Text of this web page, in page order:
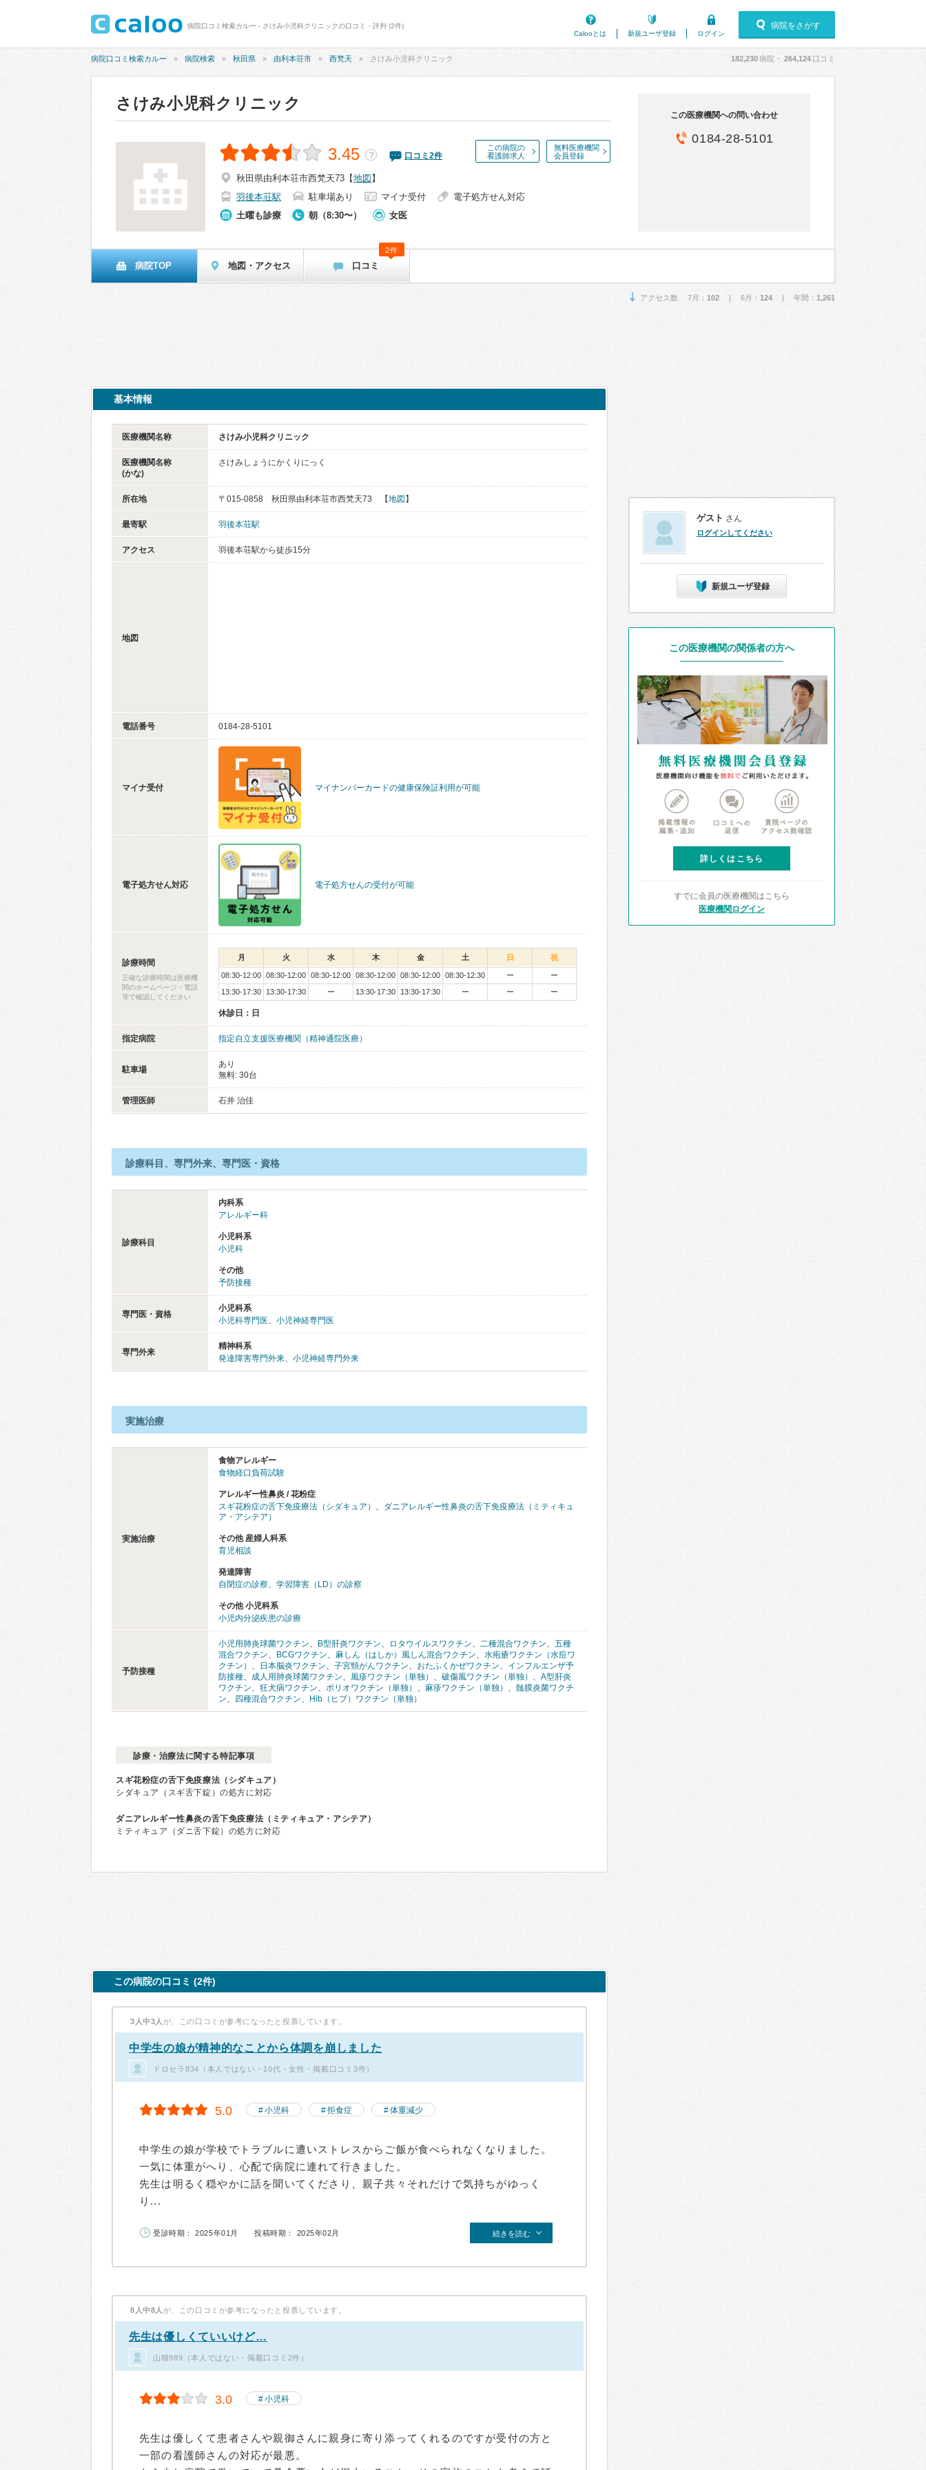
病院口コミ検索カルー - さけみ小児科クリニックの口コミ・評判 (2件)
Calooとは
新規ユーザ登録 ログイン
病院をさがす
病院口コミ検索カルー 病院検索 秋田県 由利本荘市 西梵天 さけみ小児科クリニック 182,230病院・ 264,124 口コミ
さけみ小児科クリニック
この病院の
看護師求人
無料医療機関
会員登録
3.45 ？ 口コミ 2件
秋田県由利本荘市西梵天73 【地図 】
羽後本荘駅
駐車場あり マイナ受付
電子処方せん対応
土曜も診療
朝（8:30〜） 女医
この医療機関への問い合わせ
0184-28-5101
病院TOP 地図・アクセス 口コミ
2件
アクセス数 7月： 102 | 6月： 124 | 年間： 1,261
基本情報
医療機関名称 さけみ小児科クリニック
医療機関名称
(かな)
さけみしょうにかくりにっく
所在地 〒015-0858 秋田県由利本荘市西梵天73 【地図 】
最寄駅 羽後本荘駅
アクセス 羽後本荘駅から徒歩15分
地図
電話番号 0184-28-5101
マイナ受付 マイナンバーカードの健康保険証利用が可能
電子処方せん対応 電子処方せんの受付が可能
診療時間
正確な診療時間は医療機
関のホームページ・電話
等で確認してください
月 火 水 木 金 土 日 祝
08:30-12:00 08:30-12:00 08:30-12:00 08:30-12:00 08:30-12:00 08:30-12:30 ー
ー
13:30-17:30
13:30-17:30 ー 13:30-17:30 13:30-17:30 ー ー ー
休診日：日
指定病院 指定自立支援医療機関（精神通院医療）
駐車場
あり
無料: 30台
管理医師 石井 治佳
診療科目、専門外来、専門医・資格
診療科目
内科系
アレルギー科
小児科系
小児科
その他
予防接種
専門医・資格
小児科系
小児科専門医、 小児神経専門医
専門外来
精神科系
発達障害専門外来、 小児神経専門外来
実施治療
実施治療
食物アレルギー
食物経口負荷試験
アレルギー性鼻炎 / 花粉症
スギ花粉症の舌下免疫療法（シダキュア） 、 ダニアレルギー性鼻炎の舌下免疫療法（ミティキュ
ア・アシテア）
その他 産婦人科系
育児相談
発達障害
自閉症の診察、 学習障害（LD）の診察
その他 小児科系
小児内分泌疾患の診療
予防接種
小児用肺炎球菌ワクチン、 B型肝炎ワクチン、 ロタウイルスワクチン、 二種混合ワクチン、 五種
混合ワクチン、 BCGワクチン、 麻しん（はしか）風しん混合ワクチン、 水疱瘡ワクチン（水痘ワ
クチン） 、 日本脳炎ワクチン、 子宮頸がんワクチン、 おたふくかぜワクチン、 インフルエンザ予
防接種、 成人用肺炎球菌ワクチン、 風疹ワクチン（単独） 、 破傷風ワクチン（単独） 、 A型肝炎
ワクチン、 狂犬病ワクチン、 ポリオワクチン（単独） 、 麻疹ワクチン（単独） 、 髄膜炎菌ワクチ
ン、 四種混合ワクチン、 Hib（ヒブ）ワクチン（単独）
診療・治療法に関する特記事項
スギ花粉症の舌下免疫療法（シダキュア）
シダキュア（スギ舌下錠）の処方に対応
ダニアレルギー性鼻炎の舌下免疫療法（ミティキュア・アシテア）
ミティキュア（ダニ舌下錠）の処方に対応
この病院の口コミ (2件)
3人中3人 が、この口コミが参考になったと投票しています。
中学生の娘が精神的なことから体調を崩しました
ドロセラ834（本人ではない・10代・女性・掲載口コミ3件）
5.0 小児科 拒食症 体重減少
中学生の娘が学校でトラブルに遭いストレスからご飯が食べられなくなりました。
一気に体重がへり、心配で病院に連れて行きました。
先生は明るく穏やかに話を聞いてくださり、親子共々それだけで気持ちがゆっく
り...
受診時期： 2025年01月 投稿時期： 2025年02月 続きを読む
8人中8人 が、この口コミが参考になったと投票しています。
先生は優しくていいけど…
山猫989（本人ではない・掲載口コミ2件）
3.0 小児科
先生は優しくて患者さんや親御さんに親身に寄り添ってくれるのですが受付の方と
一部の看護師さんの対応が最悪。
ゲスト さん
ログインしてください
新規ユーザ登録
この医療機関の関係者の方へ
詳しくはこちら
すでに会員の医療機関はこちら
医療機関ログイン